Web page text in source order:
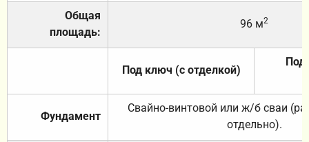
Общая
площадь:
96 м2
Под ключ (с отделкой)
Под
Фундамент
Свайно-винтовой или ж/б сваи
отдельно).